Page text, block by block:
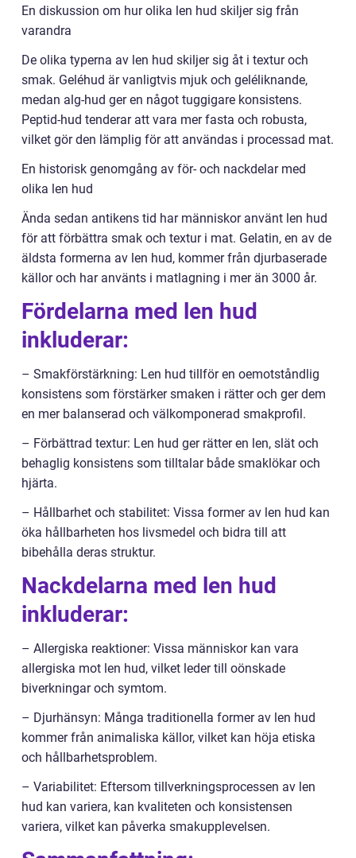
En diskussion om hur olika len hud skiljer sig från
varandra
De olika typerna av len hud skiljer sig åt i textur och
smak. Geléhud är vanligtvis mjuk och geléliknande,
medan alg-hud ger en något tuggigare konsistens.
Peptid-hud tenderar att vara mer fasta och robusta,
vilket gör den lämplig för att användas i processad mat.
En historisk genomgång av för- och nackdelar med
olika len hud
Ända sedan antikens tid har människor använt len hud
för att förbättra smak och textur i mat. Gelatin, en av de
äldsta formerna av len hud, kommer från djurbaserade
källor och har använts i matlagning i mer än 3000 år.
Fördelarna med len hud
inkluderar:
– Smakförstärkning: Len hud tillför en oemotståndlig
konsistens som förstärker smaken i rätter och ger dem
en mer balanserad och välkomponerad smakprofil.
– Förbättrad textur: Len hud ger rätter en len, slät och
behaglig konsistens som tilltalar både smaklökar och
hjärta.
– Hållbarhet och stabilitet: Vissa former av len hud kan
öka hållbarheten hos livsmedel och bidra till att
bibehålla deras struktur.
Nackdelarna med len hud
inkluderar:
– Allergiska reaktioner: Vissa människor kan vara
allergiska mot len hud, vilket leder till oönskade
biverkningar och symtom.
– Djurhänsyn: Många traditionella former av len hud
kommer från animaliska källor, vilket kan höja etiska
och hållbarhetsproblem.
– Variabilitet: Eftersom tillverkningsprocessen av len
hud kan variera, kan kvaliteten och konsistensen
variera, vilket kan påverka smakupplevelsen.